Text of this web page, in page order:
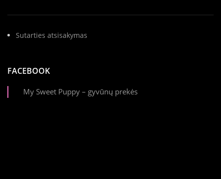
Sutarties atsisakymas
FACEBOOK
My Sweet Puppy – gyvūnų prekės